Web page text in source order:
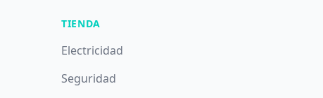
TIENDA
Electricidad
Seguridad